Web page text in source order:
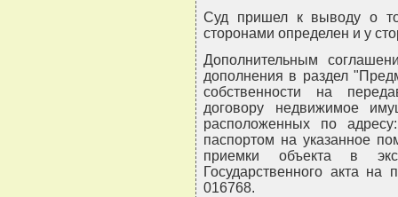
Суд пришел к выводу о
сторонами определен и у
Дополнительным
дополнения в раздел
собственности на
договору недвижимое
расположенных по адресу:
паспортом на указанное
приемки объекта в
Государственного акта на
016768.